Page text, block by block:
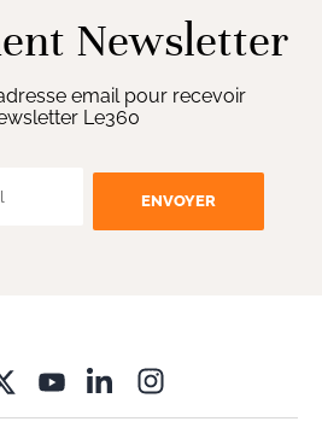
Newsletter
email pour recevoir
Le360
ENVOYER